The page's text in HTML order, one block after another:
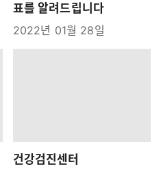
표를 알려드립니다
2022년 01월 28일
건강검진센터